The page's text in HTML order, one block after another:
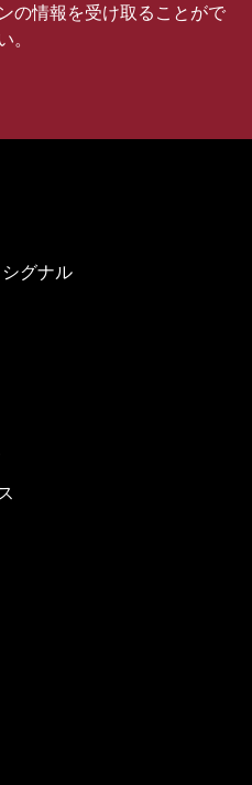
の情報を受け取ることがで
グナル